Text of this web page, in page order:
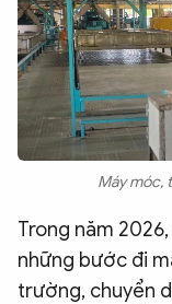
Máy móc,
Trong năm
những bước đi
trường, chuyển